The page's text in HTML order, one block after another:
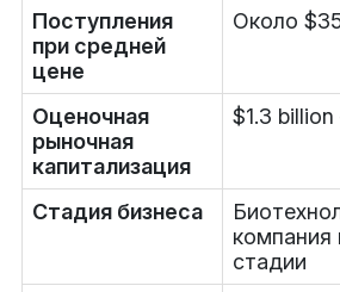
Поступления
при средней
цене
Около
Оценочная
рыночная
капитализация
$1.3
Стадия бизнеса
компания
стадии